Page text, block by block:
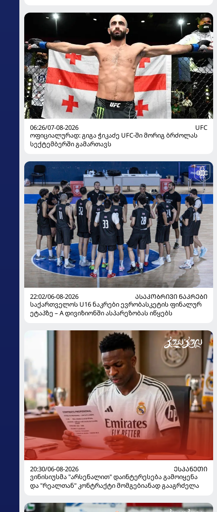
06:26/07-08-2026
UFC
ოფიციალურად: გიგა ჭიკაძე UFC-ში მორიგ ბრძოლას
სექტემბერში გამართავს
22:02/06-08-2026
ᲐᲡᲐᲙᲝᲑᲠᲘᲕᲘ ᲜᲐᲙᲠᲔᲑᲘ
საქართველოს U16 ნაკრები ევრობასკეტის ფინალურ
ეტაპზე – A დივიზიონში ასპარეზობას იწყებს
20:30/06-08-2026
ᲔᲡᲞᲐᲜᲔᲗᲘ
ვინისიუსმა "არსენალით" დაინტერესება გამოიყენა
და "რეალთან" კონტრაქტი მომგებიანად გააგრძელა